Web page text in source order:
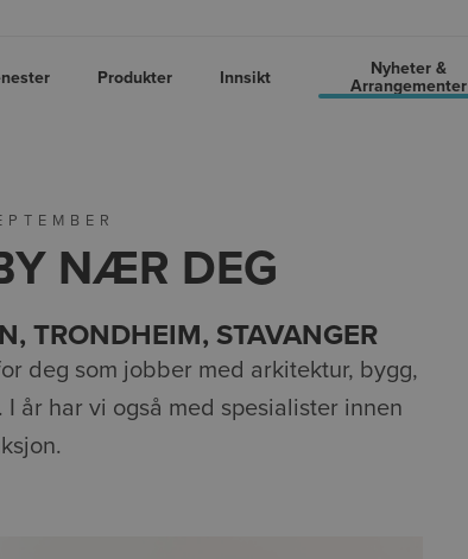
Produkter Innsikt
Nyheter &
Arrangementer
NÆR DEG
TRONDHEIM, STAVANGER
deg som jobber med arkitektur, bygg,
år har vi også med spesialister innen